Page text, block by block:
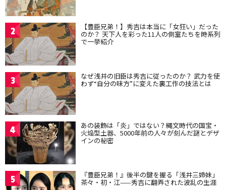
2 【豊臣兄弟！】秀吉は本当に「女狂い」だった
のか？ 天下人を彩った11人の側室たちを時系列
で一挙紹介
3 なぜ浅井の旧臣は秀吉に従ったのか？ 武力を使
わず“自分の味方”に変えた裏工作の技法とは
4 あの装飾は「炎」ではない？縄文時代の国宝・
火焔型土器、5000年前の人々が刻んだ謎とデザ
インの秘密
5 『豊臣兄弟！』後半の鍵を握る「浅井三姉妹」
茶々・初・江——秀吉に翻弄された波乱の生涯